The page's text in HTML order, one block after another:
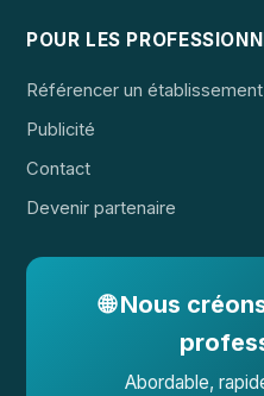
POUR LES
Référencer un établissement
Publicité
Contact
Devenir partenaire
🌐 Nous
Abordable,